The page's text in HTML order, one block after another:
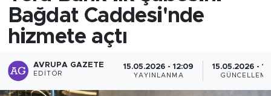
Bağdat Caddesi'nde
hizmete açtı
AVRUPA GAZETE
EDITÖR
15.05.2026 - 12:09
YAYINLANMA
15.05.2026 -
GÜNCELLEME